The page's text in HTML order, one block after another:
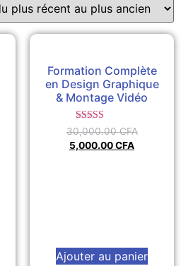
Formation Complète
en Design Graphique
& Montage Vidéo
Note
4.50
sur 5
30,000.00CFA
5,000.00CFA
Ajouter au panier